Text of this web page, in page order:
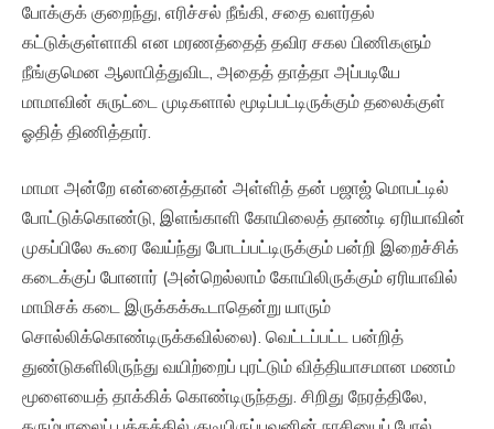
போக்குக் குறைந்து, எரிச்சல் நீங்கி, சதை வளர்தல்
கட்டுக்குள்ளாகி என மரணத்தைத் தவிர சகல பிணிகளும்
நீங்குமென ஆலாபித்துவிட, அதைத் தாத்தா அப்படியே
மாமாவின் சுருட்டை முடிகளால் மூடிப்பட்டிருக்கும் தலைக்குள்
ஓதித் திணித்தார்.
மாமா அன்றே என்னைத்தான் அள்ளித் தன் பஜாஜ் மொபட்டில்
போட்டுக்கொண்டு, இளங்காளி கோயிலைத் தாண்டி ஏரியாவின்
முகப்பிலே கூரை வேய்ந்து போடப்பட்டிருக்கும் பன்றி இறைச்சிக்
கடைக்குப் போனார் (அன்றெல்லாம் கோயிலிருக்கும் ஏரியாவில்
மாமிசக் கடை இருக்கக்கூடாதென்று யாரும்
சொல்லிக்கொண்டிருக்கவில்லை). வெட்டப்பட்ட பன்றித்
துண்டுகளிலிருந்து வயிற்றைப் புரட்டும் வித்தியாசமான மணம்
மூளையைத் தாக்கிக் கொண்டிருந்தது. சிறிது நேரத்திலே,